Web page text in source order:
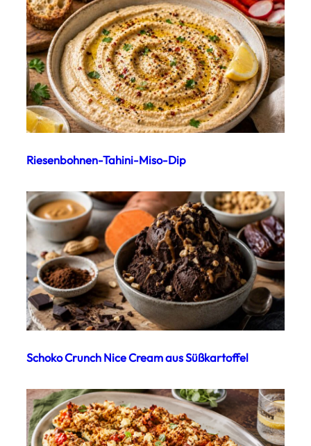
Riesenbohnen-Tahini-Miso-Dip
Schoko Crunch Nice Cream aus Süßkartoffel